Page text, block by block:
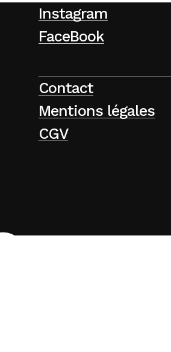
Instagram
FaceBook
Contact
Mentions légales
CGV